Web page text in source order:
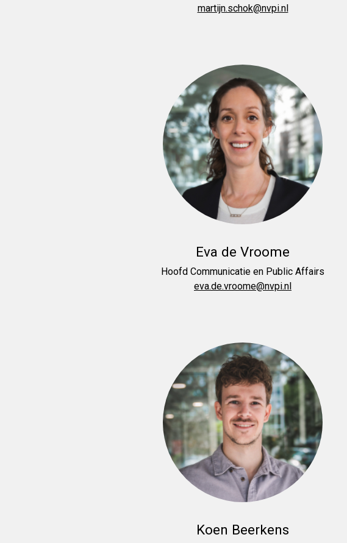
martijn.schok@nvpi.nl
Eva de Vroome
Hoofd Communicatie en Public Affairs
eva.de.vroome@nvpi.nl
Koen Beerkens